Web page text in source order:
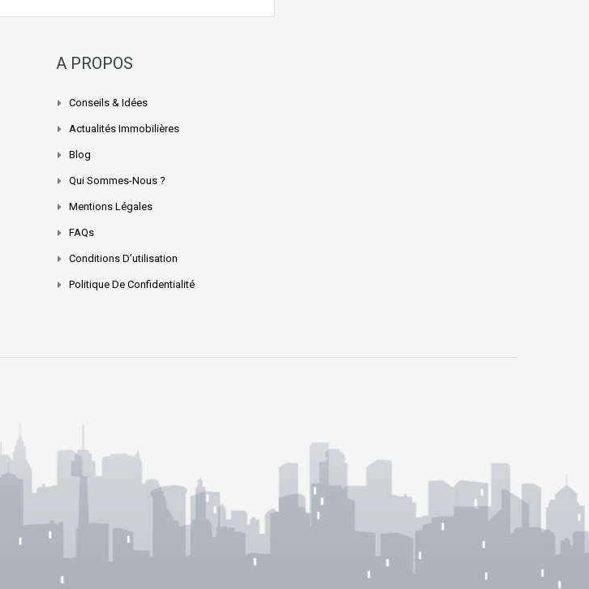
A PROPOS
Conseils & Idées
Actualités Immobilières
Blog
Qui Sommes-Nous ?
Mentions Légales
FAQs
Conditions D’utilisation
Politique De Confidentialité